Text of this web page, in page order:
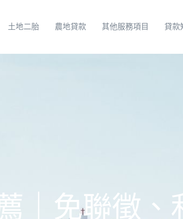
土地二胎 農地貸款 其他服務項目 貸款
｜免聯徵、